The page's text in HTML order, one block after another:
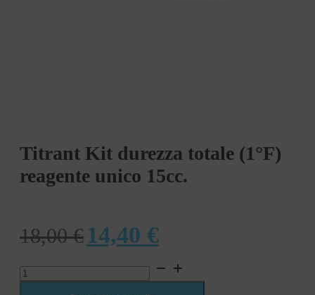
Titrant Kit durezza totale (1°F)
reagente unico 15cc.
18,00€ Il
originale
14,40 €
attuale
Titrant
Kit